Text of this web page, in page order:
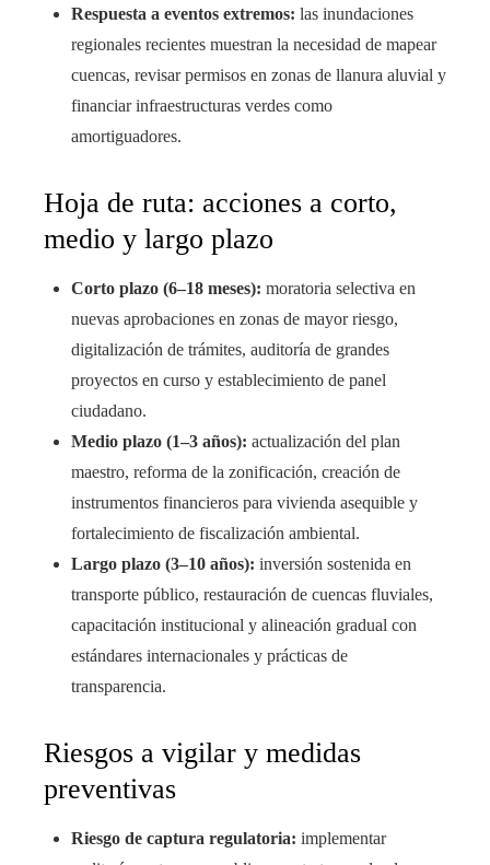
Respuesta a eventos extremos: las inundaciones
regionales recientes muestran la necesidad de mapear
cuencas, revisar permisos en zonas de llanura aluvial y
financiar infraestructuras verdes como
amortiguadores.
Hoja de ruta: acciones a corto,
medio y largo plazo
Corto plazo (6–18 meses): moratoria selectiva en
nuevas aprobaciones en zonas de mayor riesgo,
digitalización de trámites, auditoría de grandes
proyectos en curso y establecimiento de panel
ciudadano.
Medio plazo (1–3 años): actualización del plan
maestro, reforma de la zonificación, creación de
instrumentos financieros para vivienda asequible y
fortalecimiento de fiscalización ambiental.
Largo plazo (3–10 años): inversión sostenida en
transporte público, restauración de cuencas fluviales,
capacitación institucional y alineación gradual con
estándares internacionales y prácticas de
transparencia.
Riesgos a vigilar y medidas
preventivas
Riesgo de captura regulatoria: implementar